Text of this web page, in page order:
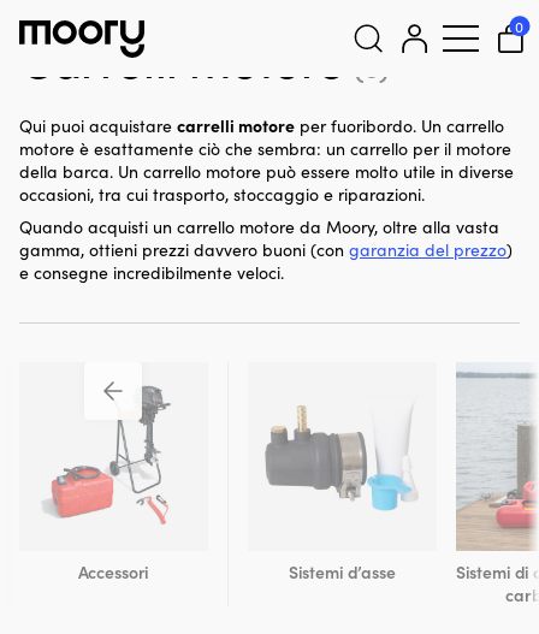
0
Carrelli motore (3)
Qui puoi acquistare carrelli motore per fuoribordo. Un carrello
motore è esattamente ciò che sembra: un carrello per il motore
della barca. Un carrello motore può essere molto utile in diverse
occasioni, tra cui trasporto, stoccaggio e riparazioni.
Quando acquisti un carrello motore da Moory, oltre alla vasta
gamma, ottieni prezzi davvero buoni (con garanzia del prezzo)
e consegne incredibilmente veloci.
Accessori Sistemi d’asse
Sistemi di